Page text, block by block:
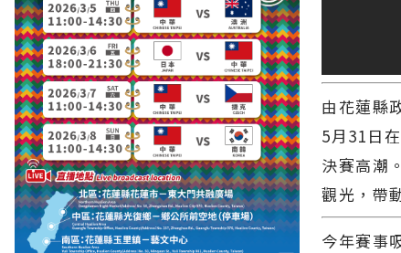
由花蓮縣
5月31日
決賽高潮
觀光，帶
今年賽事